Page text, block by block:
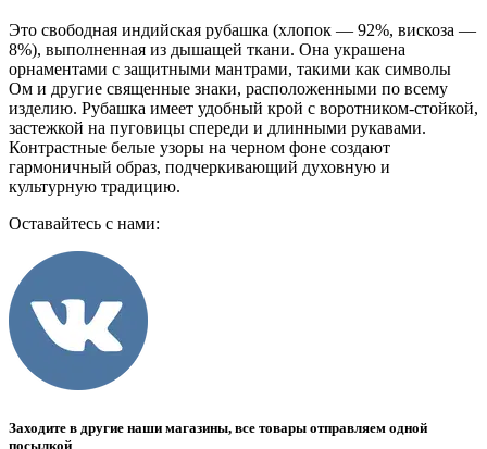
Это свободная индийская рубашка (хлопок — 92%, вискоза —
8%), выполненная из дышащей ткани. Она украшена
орнаментами с защитными мантрами, такими как символы
Ом и другие священные знаки, расположенными по всему
изделию. Рубашка имеет удобный крой с воротником-стойкой,
застежкой на пуговицы спереди и длинными рукавами.
Контрастные белые узоры на черном фоне создают
гармоничный образ, подчеркивающий духовную и
культурную традицию.
Оставайтесь с нами:
Заходите в другие наши магазины, все товары отправляем одной
посылкой